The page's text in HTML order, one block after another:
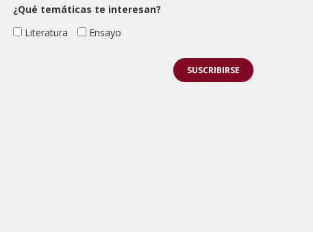
¿Qué temáticas te interesan?
Literatura
Ensayo